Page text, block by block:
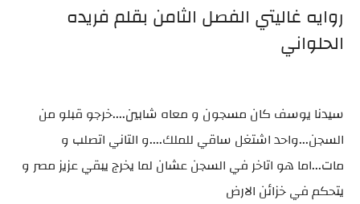
روايه غاليتي الفصل الثامن بقلم فريده
الحلواني
سيدنا يوسف كان مسجون و معاه شابين....خرجو قبلو من
السجن...واحد اشتغل ساقي للملك....و التاني اتصلب و
مات...اما هو اتاخر في السجن عشان لما يخرج يبقي عزيز مصر و
يتحكم في خزائن الارض